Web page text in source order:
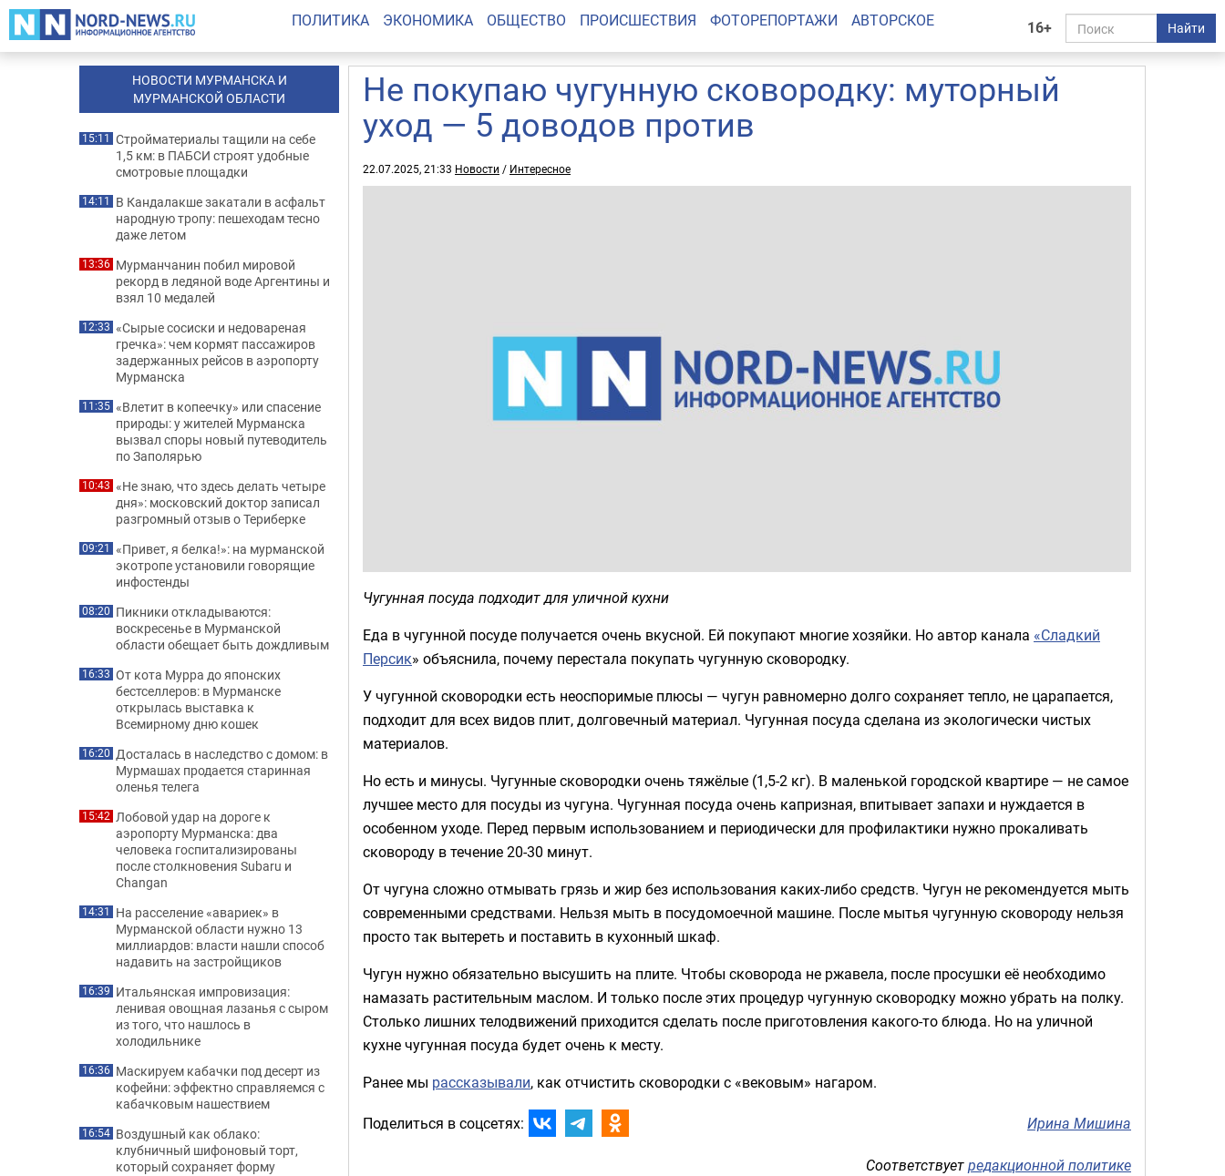
16+ Найти
ПОЛИТИКА ЭКОНОМИКА ОБЩЕСТВО ПРОИСШЕСТВИЯ ФОТОРЕПОРТАЖИ АВТОРСКОЕ
Не покупаю чугунную сковородку: муторный
уход — 5 доводов против
22.07.2025, 21:33 Новости / Интересное
Чугунная посуда подходит для уличной кухни
Еда в чугунной посуде получается очень вкусной. Ей покупают многие хозяйки. Но автор канала «Сладкий
Персик» объяснила, почему перестала покупать чугунную сковородку.
У чугунной сковородки есть неоспоримые плюсы — чугун равномерно долго сохраняет тепло, не царапается,
подходит для всех видов плит, долговечный материал. Чугунная посуда сделана из экологически чистых
материалов.
Но есть и минусы. Чугунные сковородки очень тяжёлые (1,5-2 кг). В маленькой городской квартире — не самое
лучшее место для посуды из чугуна. Чугунная посуда очень капризная, впитывает запахи и нуждается в
особенном уходе. Перед первым использованием и периодически для профилактики нужно прокаливать
сковороду в течение 20-30 минут.
От чугуна сложно отмывать грязь и жир без использования каких-либо средств. Чугун не рекомендуется мыть
современными средствами. Нельзя мыть в посудомоечной машине. После мытья чугунную сковороду нельзя
просто так вытереть и поставить в кухонный шкаф.
Чугун нужно обязательно высушить на плите. Чтобы сковорода не ржавела, после просушки её необходимо
намазать растительным маслом. И только после этих процедур чугунную сковородку можно убрать на полку.
Столько лишних телодвижений приходится сделать после приготовления какого-то блюда. Но на уличной
кухне чугунная посуда будет очень к месту.
Ранее мы рассказывали, как отчистить сковородки с «вековым» нагаром.
Поделиться в соцсетях: Ирина Мишина
Соответствуетредакционной политике
НОВОСТИ МУРМАНСКА И
МУРМАНСКОЙ ОБЛАСТИ
15:11 Стройматериалы тащили на себе
1,5 км: в ПАБСИ строят удобные
смотровые площадки
14:11 В Кандалакше закатали в асфальт
народную тропу: пешеходам тесно
даже летом
13:36 Мурманчанин побил мировой
рекорд в ледяной воде Аргентины и
взял 10 медалей
12:33 «Сырые сосиски и недовареная
гречка»: чем кормят пассажиров
задержанных рейсов в аэропорту
Мурманска
11:35 «Влетит в копеечку» или спасение
природы: у жителей Мурманска
вызвал споры новый путеводитель
по Заполярью
10:43 «Не знаю, что здесь делать четыре
дня»: московский доктор записал
разгромный отзыв о Териберке
09:21 «Привет, я белка!»: на мурманской
экотропе установили говорящие
инфостенды
08:20 Пикники откладываются:
воскресенье в Мурманской
области обещает быть дождливым
16:33 От кота Мурра до японских
бестселлеров: в Мурманске
открылась выставка к
Всемирному дню кошек
16:20 Досталась в наследство с домом: в
Мурмашах продается старинная
оленья телега
15:42 Лобовой удар на дороге к
аэропорту Мурманска: два
человека госпитализированы
после столкновения Subaru и
Changan
14:31 На расселение «авариек» в
Мурманской области нужно 13
миллиардов: власти нашли способ
надавить на застройщиков
16:39 Итальянская импровизация:
ленивая овощная лазанья с сыром
из того, что нашлось в
холодильнике
16:36 Маскируем кабачки под десерт из
кофейни: эффектно справляемся с
кабачковым нашествием
16:54 Воздушный как облако:
клубничный шифоновый торт,
который сохраняет форму